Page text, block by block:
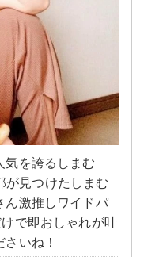
気を誇るしまむ
が見つけたしまむ
ん激推しワイドパ
で即おしゃれが叶
いね！